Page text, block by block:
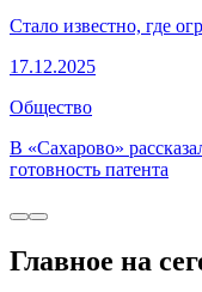
Стало известно, где
17.12.2025
Общество
В «Сахарово»
готовность патента
Главное на